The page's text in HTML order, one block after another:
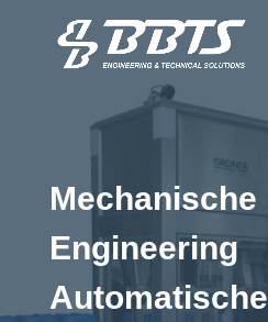
Mechanische
Engineering
Automatische